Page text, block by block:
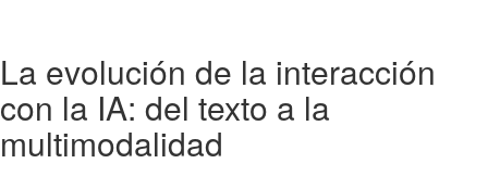
La evolución de la interacción
con la IA: del texto a la
multimodalidad